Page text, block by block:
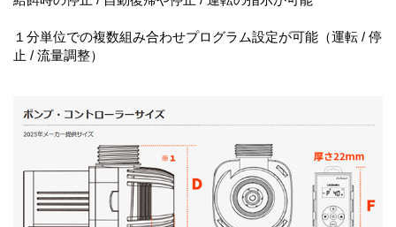
１分単位での複数組み合わせプログラム設定が可能（運転 / 停
止 / 流量調整）